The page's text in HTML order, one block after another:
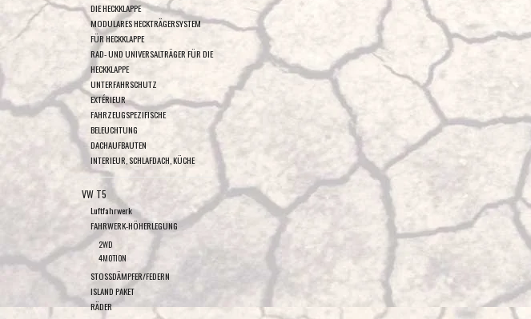
DIE HECKKLAPPE
MODULARES HECKTRÄGERSYSTEM
FÜR HECKKLAPPE
RAD- UND UNIVERSALTRÄGER FÜR DIE
HECKKLAPPE
UNTERFAHRSCHUTZ
EXTÉRIEUR
FAHRZEUGSPEZIFISCHE
BELEUCHTUNG
DACHAUFBAUTEN
INTERIEUR, SCHLAFDACH, KÜCHE
VW T5
Luftfahrwerk
FAHRWERK-HÖHERLEGUNG
2WD
4MOTION
STOSSDÄMPFER/FEDERN
ISLAND PAKET
RÄDER